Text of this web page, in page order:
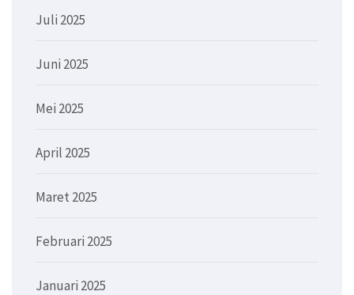
Juli 2025
Juni 2025
Mei 2025
April 2025
Maret 2025
Februari 2025
Januari 2025